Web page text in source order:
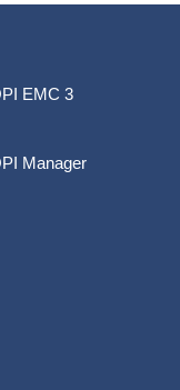
EMC 3
Manager